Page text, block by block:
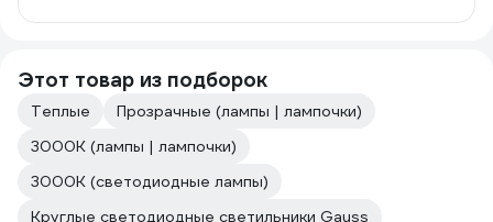
Этот товар из подборок
Теплые
Прозрачные (лампы | лампочки)
3000К (лампы | лампочки)
3000К (светодиодные лампы)
Круглые светодиодные светильники Gauss